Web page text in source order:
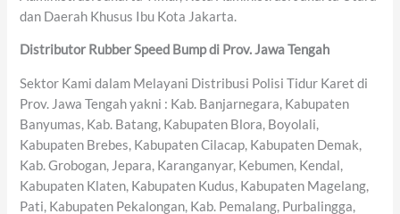
dan Daerah Khusus Ibu Kota Jakarta.
Distributor Rubber Speed Bump di Prov. Jawa Tengah
Sektor Kami dalam Melayani Distribusi Polisi Tidur Karet di
Prov. Jawa Tengah yakni : Kab. Banjarnegara, Kabupaten
Banyumas, Kab. Batang, Kabupaten Blora, Boyolali,
Kabupaten Brebes, Kabupaten Cilacap, Kabupaten Demak,
Kab. Grobogan, Jepara, Karanganyar, Kebumen, Kendal,
Kabupaten Klaten, Kabupaten Kudus, Kabupaten Magelang,
Pati, Kabupaten Pekalongan, Kab. Pemalang, Purbalingga,